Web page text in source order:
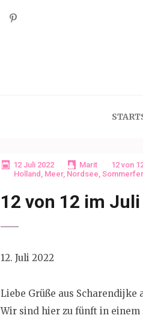
12 Juli 2022 Marit 12 von
Holland , Meer, Nordsee,
12 von 12 im Juli
12. Juli 2022
Liebe Grüße aus Scharendijke
Wir sind hier zu fünft in einem